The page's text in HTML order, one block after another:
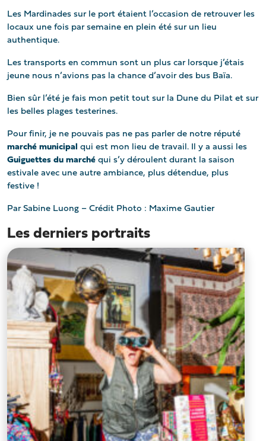
Les Mardinades sur le port étaient l’occasion de retrouver les
locaux une fois par semaine en plein été sur un lieu
authentique.
Les transports en commun sont un plus car lorsque j’étais
jeune nous n’avions pas la chance d’avoir des bus Baïa.
Bien sûr l’été je fais mon petit tout sur la Dune du Pilat et sur
les belles plages testerines.
Pour finir, je ne pouvais pas ne pas parler de notre réputé
marché municipal qui est mon lieu de travail. Il y a aussi les
Guiguettes du marché qui s’y déroulent durant la saison
estivale avec une autre ambiance, plus détendue, plus
festive !
Par Sabine Luong – Crédit Photo : Maxime Gautier
Les derniers portraits